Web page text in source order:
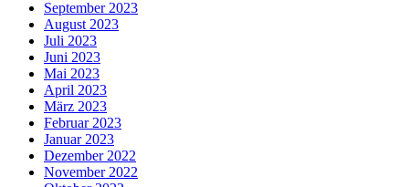
September 2023
August 2023
Juli 2023
Juni 2023
Mai 2023
April 2023
März 2023
Februar 2023
Januar 2023
Dezember 2022
November 2022